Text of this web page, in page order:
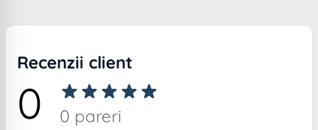
Recenzii client
0 0 pareri